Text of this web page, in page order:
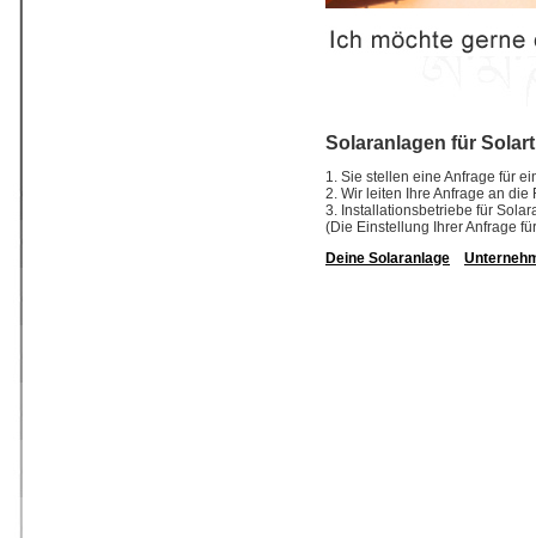
Solaranlagen für
1. Sie stellen eine Anfrage für
2. Wir leiten Ihre Anfrage an
3. Installationsbetriebe für
(Die Einstellung Ihrer Anfrage
Deine Solaranlage